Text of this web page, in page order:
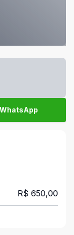
WhatsApp
R$ 650,00